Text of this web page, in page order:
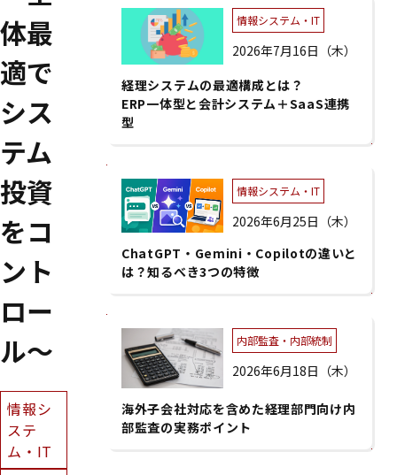
体最
適で
シス
テム
投資
をコ
ント
ロー
ル～
情報シ
ステ
ム・IT
情報システム・IT
2026年7月16日（木）
経理システムの最適構成とは？
ERP一体型と会計システム＋SaaS連携
型
情報システム・IT
2026年6月25日（木）
ChatGPT・Gemini・Copilotの違いと
は？知るべき3つの特徴
内部監査・内部統制
2026年6月18日（木）
海外子会社対応を含めた経理部門向け内
部監査の実務ポイント